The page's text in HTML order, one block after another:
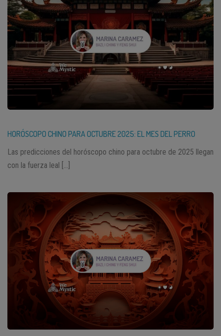
HORÓSCOPO CHINO PARA OCTUBRE 2025: EL MES DEL PERRO
Las predicciones del horóscopo chino para octubre de 2025 llegan
con la fuerza leal […]